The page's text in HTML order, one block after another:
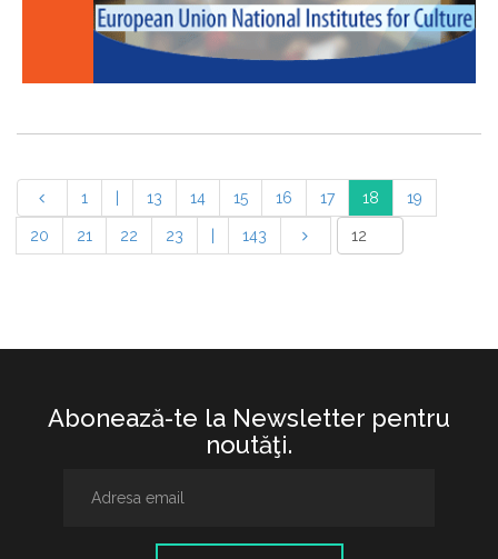
1 13 14 15 16 17 18 19
20 21 22 23 143
Abonează-te la Newsletter pentru
noutăţi.